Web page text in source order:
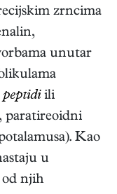
zrncima
unutar
peptidiili
paratireoidni
Kao
u
od njih